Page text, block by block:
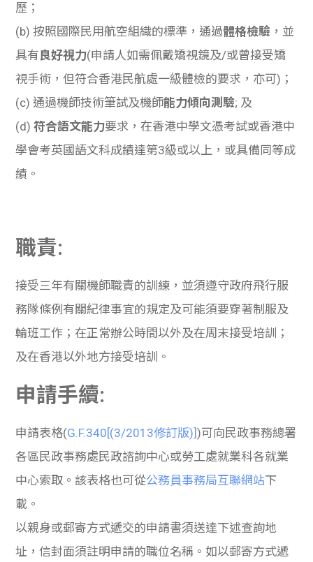
歷；
(b)按照國際民用航空組織的標準，通過體格檢驗 ，並
具有良好視力(申請人如需佩戴矯視鏡及/或曾接受矯
視手術，但符合香港民航處一級體檢的要求，亦可) ；
(c) 通過機師技術筆試及機師能力傾向測驗; 及
(d)符合語文能力要求，在香港中學文憑考試或香港中
學會考英國語文科成績達第3級或以上，或具備同等成
績。
職責:
接受三年有關機師職責的訓練，並須遵守政府飛行服
務隊條例有關紀律事宜的規定及可能須要穿著制服及
輪班工作；在正常辦公時間以外及在周末接受培訓；
及在香港以外地方接受培訓。
申請手續:
申請表格(G.F.340[(3/2013修訂版)])可向民政事務總署
各區民政事務處民政諮詢中心或勞工處就業科各就業
中心索取。該表格也可從公務員事務局互聯網站下
載。
以親身或郵寄方式遞交的申請書須送達下述查詢地
址，信封面須註明申請的職位名稱。如以郵寄方式遞